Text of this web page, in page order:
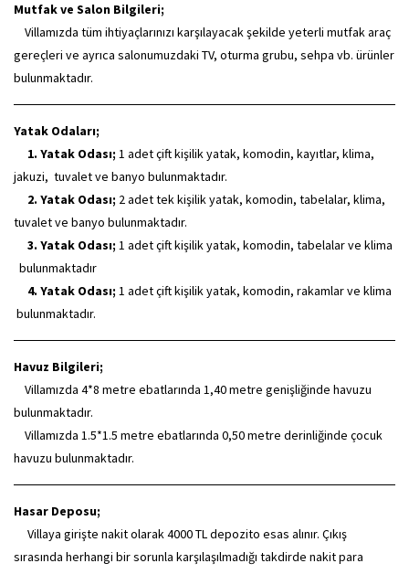
Mutfak ve Salon Bilgileri;
Villamızda tüm ihtiyaçlarınızı karşılayacak şekilde yeterli mutfak araç
gereçleri ve ayrıca salonumuzdaki TV, oturma grubu, sehpa vb. ürünler
bulunmaktadır.
Yatak Odaları;
1. Yatak Odası; 1 adet çift kişilik yatak, komodin, kayıtlar, klima,
jakuzi, tuvalet ve banyo bulunmaktadır.
2. Yatak Odası; 2 adet tek kişilik yatak, komodin, tabelalar, klima,
tuvalet ve banyo bulunmaktadır.
3. Yatak Odası; 1 adet çift kişilik yatak, komodin, tabelalar ve klima
bulunmaktadır
4. Yatak Odası; 1 adet çift kişilik yatak, komodin, rakamlar ve klima
bulunmaktadır.
Havuz Bilgileri;
Villamızda 4*8 metre ebatlarında 1,40 metre genişliğinde havuzu
bulunmaktadır.
Villamızda 1.5*1.5 metre ebatlarında 0,50 metre derinliğinde çocuk
havuzu bulunmaktadır.
Hasar Deposu;
Villaya girişte nakit olarak 4000 TL depozito esas alınır. Çıkış
sırasında herhangi bir sorunla karşılaşılmadığı takdirde nakit para